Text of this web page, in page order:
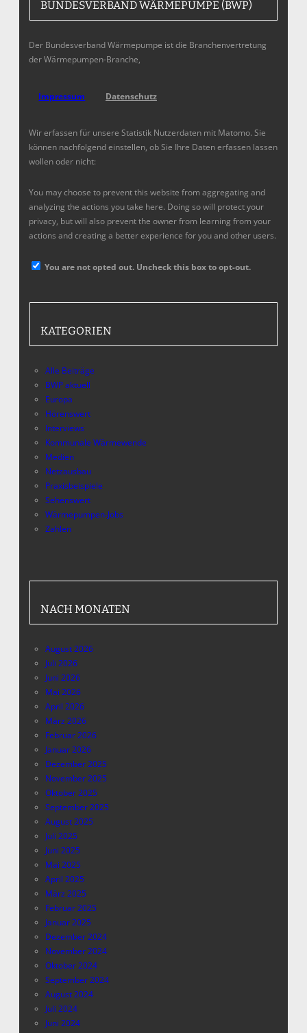
BUNDESVERBAND WÄRMEPUMPE (BWP)
Der Bundesverband Wärmepumpe ist die Branchenvertretung
der Wärmepumpen-Branche,
Impressum Datenschutz
Wir erfassen für unsere Statistik Nutzerdaten mit Matomo. Sie
können nachfolgend einstellen, ob Sie Ihre Daten erfassen lassen
wollen oder nicht:
You may choose to prevent this website from aggregating and
analyzing the actions you take here. Doing so will protect your
privacy, but will also prevent the owner from learning from your
actions and creating a better experience for you and other users.
You are not opted out. Uncheck this box to opt-out.
KATEGORIEN
Alle Beiträge
BWP aktuell
Europa
Hörenswert
Interviews
Kommunale Wärmewende
Medien
Netzausbau
Praxisbeispiele
Sehenswert
Wärmepumpen-Jobs
Zahlen
NACH MONATEN
August 2026
Juli 2026
Juni 2026
Mai 2026
April 2026
März 2026
Februar 2026
Januar 2026
Dezember 2025
November 2025
Oktober 2025
September 2025
August 2025
Juli 2025
Juni 2025
Mai 2025
April 2025
März 2025
Februar 2025
Januar 2025
Dezember 2024
November 2024
Oktober 2024
September 2024
August 2024
Juli 2024
Juni 2024